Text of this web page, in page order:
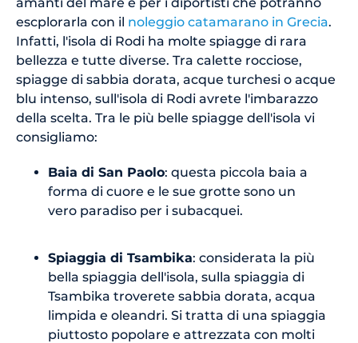
escplorarla con il noleggio catamarano in Grecia.
Infatti, l'isola di Rodi ha molte spiagge di rara
bellezza e tutte diverse. Tra calette rocciose,
spiagge di sabbia dorata, acque turchesi o acque
blu intenso, sull'isola di Rodi avrete l'imbarazzo
della scelta. Tra le più belle spiagge dell'isola vi
consigliamo:
Baia di San Paolo: questa piccola baia a
forma di cuore e le sue grotte sono un
vero paradiso per i subacquei.
Spiaggia di Tsambika: considerata la più
bella spiaggia dell'isola, sulla spiaggia di
Tsambika troverete sabbia dorata, acqua
limpida e oleandri. Si tratta di una spiaggia
piuttosto popolare e attrezzata con molti